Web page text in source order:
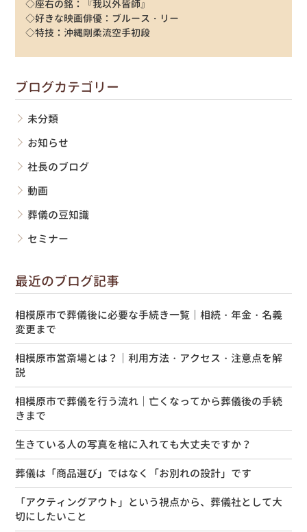
◇座右の銘：『我以外皆師』
◇好きな映画俳優：ブルース・リー
◇特技：沖縄剛柔流空手初段
ブログカテゴリー
未分類
お知らせ
社長のブログ
動画
葬儀の豆知識
セミナー
最近のブログ記事
相模原市で葬儀後に必要な手続き一覧｜相続・年金・名義
変更まで
相模原市営斎場とは？｜利用方法・アクセス・注意点を解
説
相模原市で葬儀を行う流れ｜亡くなってから葬儀後の手続
きまで
生きている人の写真を棺に入れても大丈夫ですか？
葬儀は「商品選び」ではなく「お別れの設計」です
「アクティングアウト」という視点から、葬儀社として大
切にしたいこと